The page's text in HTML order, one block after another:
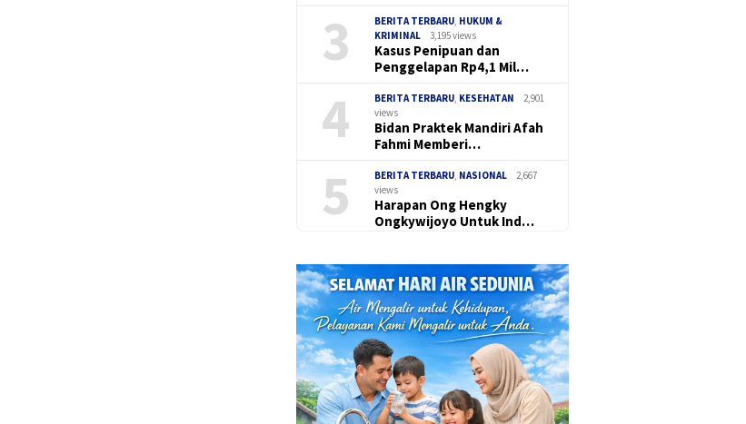
3 BERITA TERBARU HUKUM &
KRIMINAL
3,195 views
Kasus Penipuan dan
Penggelapan Rp4,1 Mil…
4 BERITA TERBARU KESEHATAN
2,901
views
Bidan Praktek Mandiri Afah
Fahmi Memberi…
5 BERITA TERBARU NASIONAL
2,667
views
Harapan Ong Hengky
Ongkywijoyo Untuk Ind…